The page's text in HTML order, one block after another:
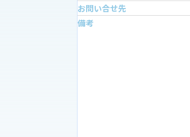
お問い合せ先
備考